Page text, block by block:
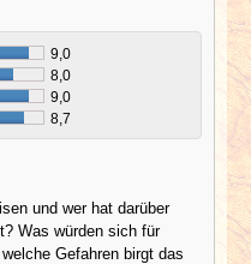
9,0
8,0
9,0
8,7
und wer hat darüber
Was würden sich für
Gefahren birgt das